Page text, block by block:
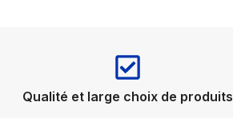
Qualité et large choix de produits